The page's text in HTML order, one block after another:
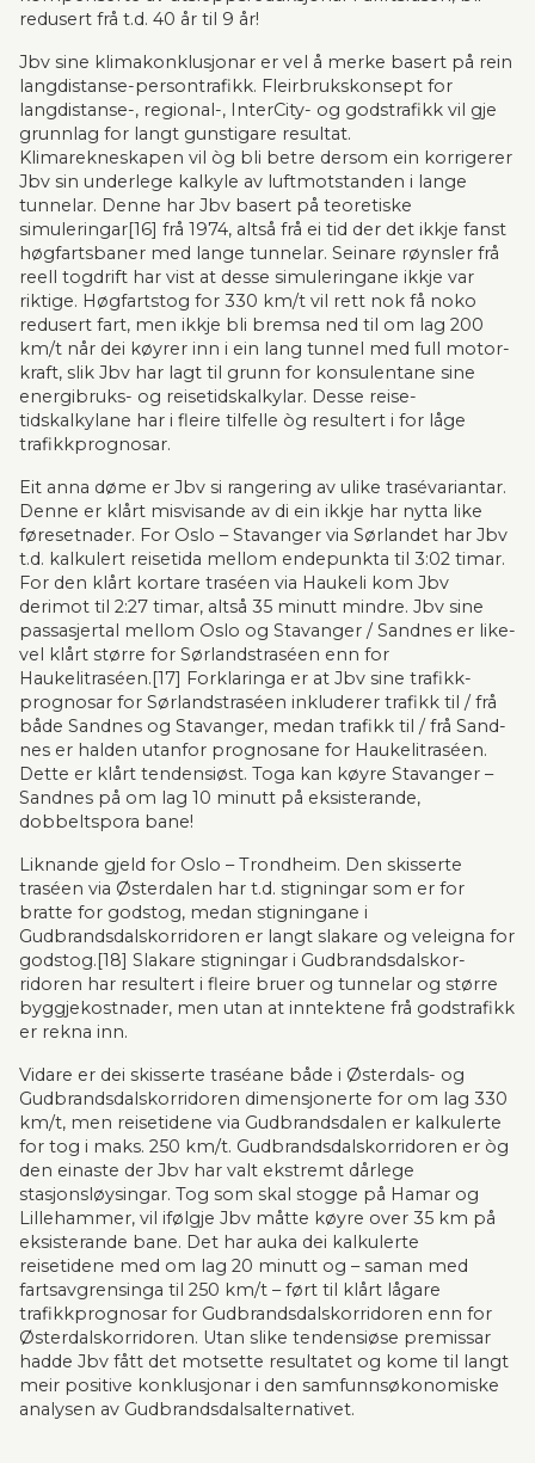
redusert frå t.d. 40 år til 9 år!
Jbv sine klimakonklusjonar er vel å merke basert på rein
langdistanse-persontrafikk. Fleirbruks­konsept for
langdistanse-, regional-, InterCity- og godstrafikk vil gje
grunnlag for langt gunstigare resultat.
Klimarekneskapen vil òg bli betre dersom ein korrigerer
Jbv sin underlege kalkyle av luft­mot­standen i lange
tunnelar. Denne har Jbv basert på teoretiske
simuleringar[16] frå 1974, altså frå ei tid der det ikkje fanst
høgfartsbaner med lange tunnelar. Seinare røynsler frå
reell togdrift har vist at desse simule­rin­gane ikkje var
riktige. Høgfartstog for 330 km/t vil rett nok få noko
redusert fart, men ikkje bli bremsa ned til om lag 200
km/t når dei køyrer inn i ein lang tunnel med full motor­
kraft, slik Jbv har lagt til grunn for konsulentane sine
energibruks- og reisetids­kalkylar. Desse rei­se­
tidskalkylane har i fleire tilfelle òg resultert i for låge
trafikkprognosar.
Eit anna døme er Jbv si rangering av ulike trasévariantar.
Denne er klårt misvisande av di ein ikkje har nytta like
føresetnader. For Oslo – Stavanger via Sørlandet har Jbv
t.d. kalkulert reisetida mel­lom endepunkta til 3:02 timar.
For den klårt kortare traséen via Haukeli kom Jbv
derimot til 2:27 timar, altså 35 minutt mindre. Jbv sine
passasjertal mellom Oslo og Stavanger / Sandnes er like­
vel klårt større for Sørlandstraséen enn for
Haukelitraséen.[17] Forklaringa er at Jbv sine trafikk­
progno­sar for Sørlands­traséen inkluderer trafikk til / frå
både Sandnes og Stavanger, medan tra­­fikk til / frå Sand­
nes er halden utanfor prognosane for Haukelitraséen.
Dette er klårt tendensiøst. Toga kan køyre Stavanger –
Sandnes på om lag 10 minutt på eksisterande,
dobbeltspora bane!
Liknande gjeld for Oslo – Trond­heim. Den skisserte
traséen via Østerdalen har t.d. stig­nin­gar som er for
bratte for godstog, medan stigningane i
Gudbrandsdalskorri­do­ren er langt sla­kare og vel­eigna for
gods­tog.[18] Slakare stigningar i Gudbrandsdalskor­
ridoren har resultert i fleire bruer og tunnelar og større
byggjekostnader, men utan at inntektene frå godstrafikk
er rekna inn.
Vidare er dei skisserte traséane både i Østerdals- og
Gudbrandsdalskorridoren dimensjonerte for om lag 330
km/t, men reise­ti­dene via Gudbrandsdalen er kalkulerte
for tog i maks. 250 km/t. Gud­brands­dalskorridoren er òg
den einaste der Jbv har valt ekstremt dårlege
stasjonsløysin­gar. Tog som skal stogge på Hamar og
Lille­ham­mer, vil ifølgje Jbv måtte køyre over 35 km på
eksis­te­rande bane. Det har auka dei kalkulerte
reisetidene med om lag 20 minutt og – saman med
farts­avgren­singa til 250 km/t – ført til klårt lågare
trafikkprognosar for Gudbrandsdalskorridoren enn for
Østerdals­korridoren. Utan slike tendensi­øse premissar
hadde Jbv fått det motsette resultatet og kome til langt
meir posi­tive konklusjonar i den samfunnsøkonomiske
analysen av Gudbrandsdals­alter­nativet.